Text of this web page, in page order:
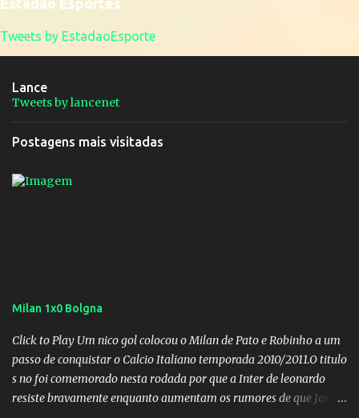
Estadão Esportes
Tweets by EstadaoEsporte
Lance
Tweets by lancenet
Postagens mais visitadas
Milan 1x0 Bolgna
Click to Play Um nico gol colocou o Milan de Pato e Robinho a um
passo de conquistar o Calcio Italiano temporada 2010/2011.O titulo
s no foi comemorado nesta rodada por que a Inter de leonardo
resiste bravamente enquanto aumentam os rumores de que Jos